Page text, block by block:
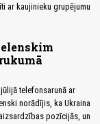
ar kaujinieku grupējumu
telefonsarunā ar
norādījis, ka Ukraina
pozīcijās, un